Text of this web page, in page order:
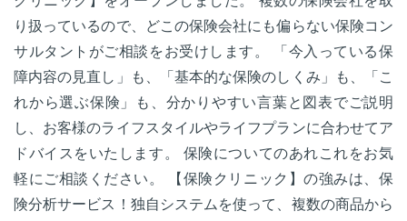
り扱っているので、どこの保険会社にも偏らない保険コン
サルタントがご相談をお受けします。 「今入っている保
障内容の見直し」も、「基本的な保険のしくみ」も、「こ
れから選ぶ保険」も、分かりやすい言葉と図表でご説明
し、お客様のライフスタイルやライフプランに合わせてア
ドバイスをいたします。 保険についてのあれこれをお気
軽にご相談ください。 【保険クリニック】の強みは、保
険分析サービス！独自システムを使って、複数の商品から